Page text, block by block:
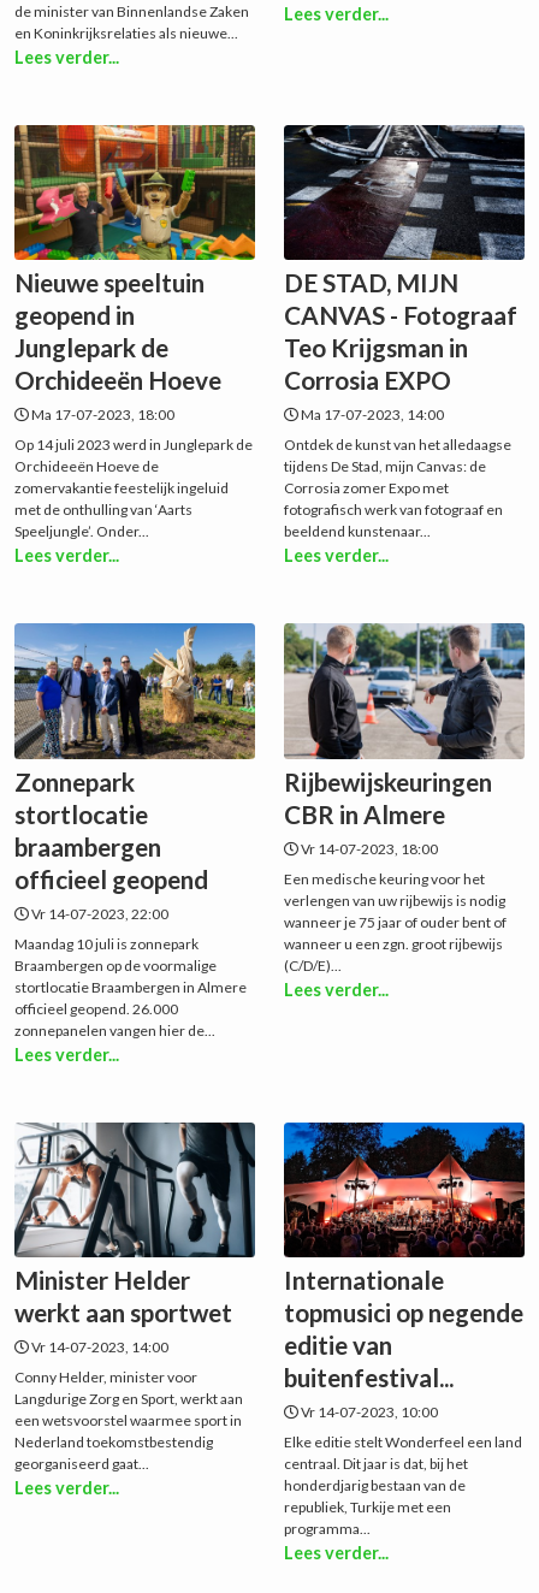
de minister van Binnenlandse Zaken
en Koninkrijksrelaties als nieuwe...
Lees verder...
Lees verder...
Nieuwe speeltuin
geopend in
Junglepark de
Orchideeën Hoeve
Ma 17-07-2023, 18:00
Op 14 juli 2023 werd in Junglepark de
Orchideeën Hoeve de
zomervakantie feestelijk ingeluid
met de onthulling van ‘Aarts
Speeljungle’. Onder...
Lees verder...
DE STAD, MIJN
CANVAS - Fotograaf
Teo Krijgsman in
Corrosia EXPO
Ma 17-07-2023, 14:00
Ontdek de kunst van het alledaagse
tijdens De Stad, mijn Canvas: de
Corrosia zomer Expo met
fotografisch werk van fotograaf en
beeldend kunstenaar...
Lees verder...
Zonnepark
stortlocatie
braambergen
officieel geopend
Vr 14-07-2023, 22:00
Maandag 10 juli is zonnepark
Braambergen op de voormalige
stortlocatie Braambergen in Almere
officieel geopend. 26.000
zonnepanelen vangen hier de...
Lees verder...
Rijbewijskeuringen
CBR in Almere
Vr 14-07-2023, 18:00
Een medische keuring voor het
verlengen van uw rijbewijs is nodig
wanneer je 75 jaar of ouder bent of
wanneer u een zgn. groot rijbewijs
(C/D/E)...
Lees verder...
Minister Helder
werkt aan sportwet
Vr 14-07-2023, 14:00
Conny Helder, minister voor
Langdurige Zorg en Sport, werkt aan
een wetsvoorstel waarmee sport in
Nederland toekomstbestendig
georganiseerd gaat...
Lees verder...
Internationale
topmusici op negende
editie van
buitenfestival...
Vr 14-07-2023, 10:00
Elke editie stelt Wonderfeel een land
centraal. Dit jaar is dat, bij het
honderdjarig bestaan van de
republiek, Turkije met een
programma...
Lees verder...